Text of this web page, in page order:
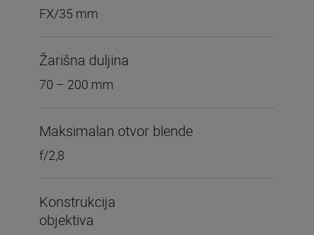
FX/35 mm
Žarišna duljina
70 – 200 mm
Maksimalan otvor blende
f/2,8
Konstrukcija
objektiva